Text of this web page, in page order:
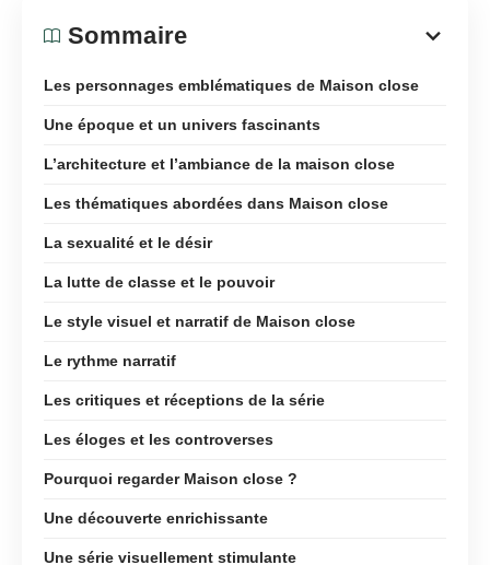
Sommaire
Les personnages emblématiques de Maison close
Une époque et un univers fascinants
L’architecture et l’ambiance de la maison close
Les thématiques abordées dans Maison close
La sexualité et le désir
La lutte de classe et le pouvoir
Le style visuel et narratif de Maison close
Le rythme narratif
Les critiques et réceptions de la série
Les éloges et les controverses
Pourquoi regarder Maison close ?
Une découverte enrichissante
Une série visuellement stimulante